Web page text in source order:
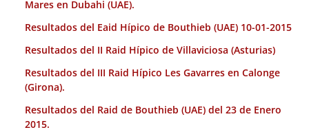
Mares en Dubahi (UAE).
Resultados del Eaid Hípico de Bouthieb (UAE) 10-01-2015
Resultados del II Raid Hípico de Villaviciosa (Asturias)
Resultados del III Raid Hípico Les Gavarres en Calonge
(Girona).
Resultados del Raid de Bouthieb (UAE) del 23 de Enero
2015.